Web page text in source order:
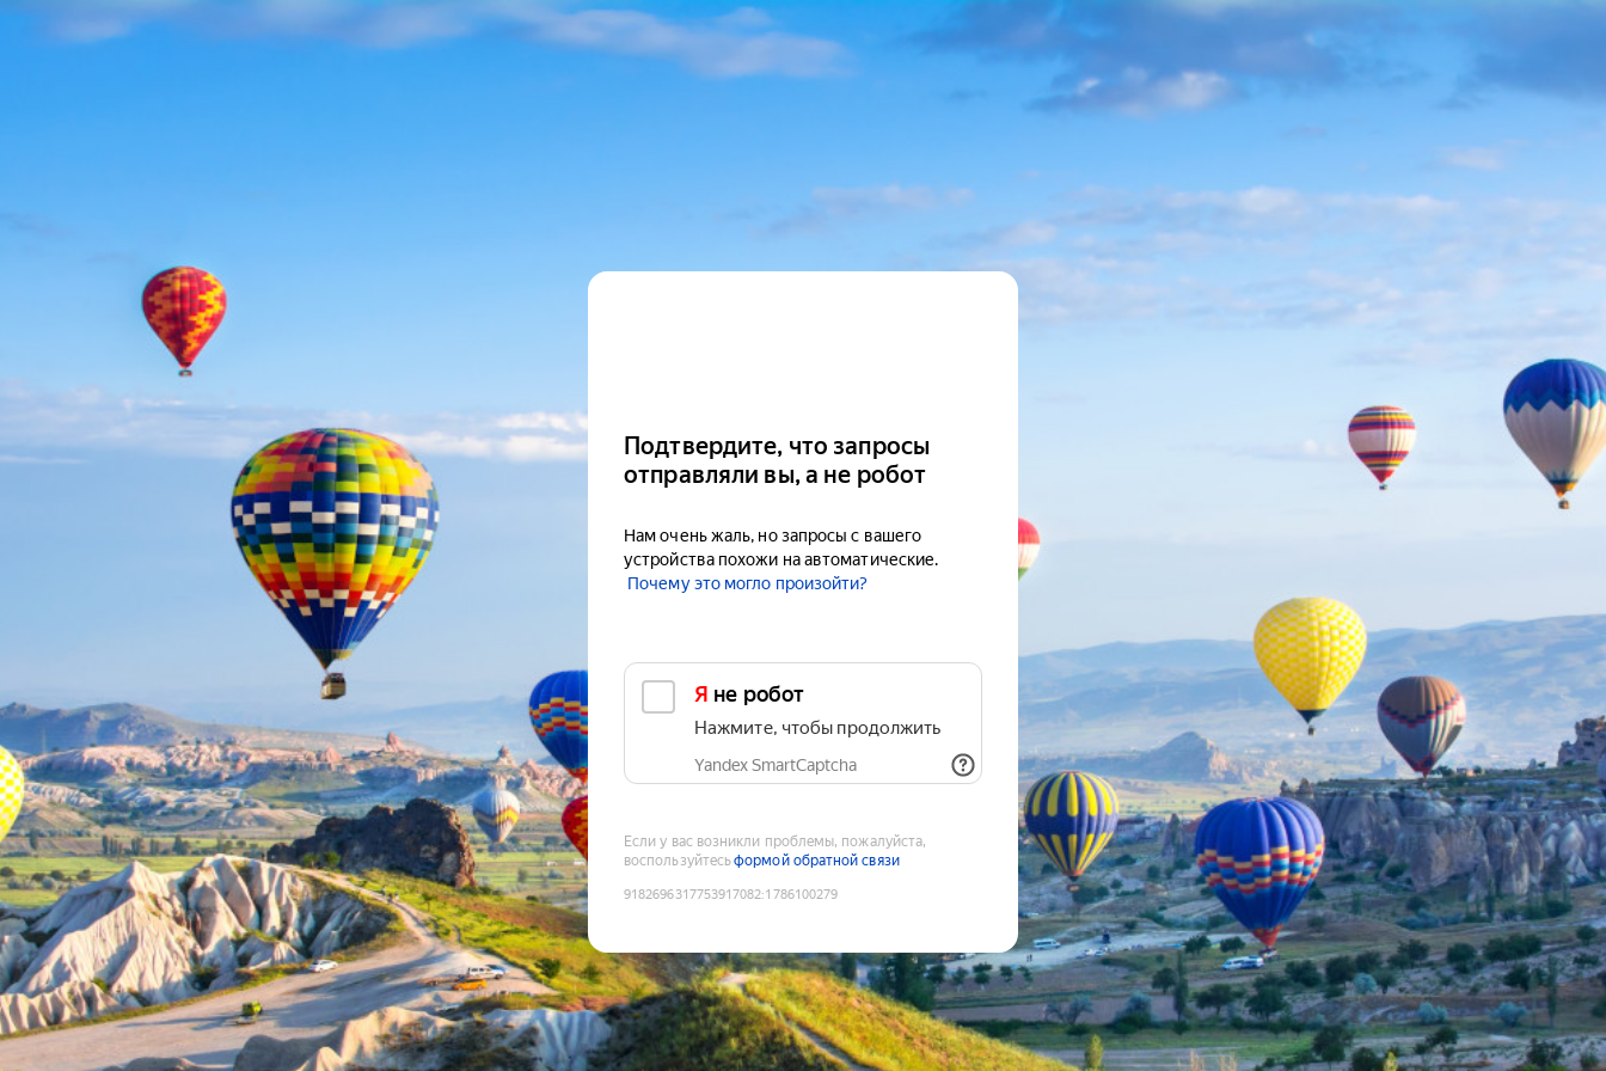
Подтвердите, что запросы
отправляли вы, а не робот
Нам очень жаль, но запросы с вашего
устройства похожи на автоматические.
Почему это могло произойти?
Я не робот
Нажмите, чтобы продолжить
Yandex SmartCaptcha
Если у вас возникли проблемы, пожалуйста,
воспользуйтесьформой обратной связи
9182696317753917082:1786100279